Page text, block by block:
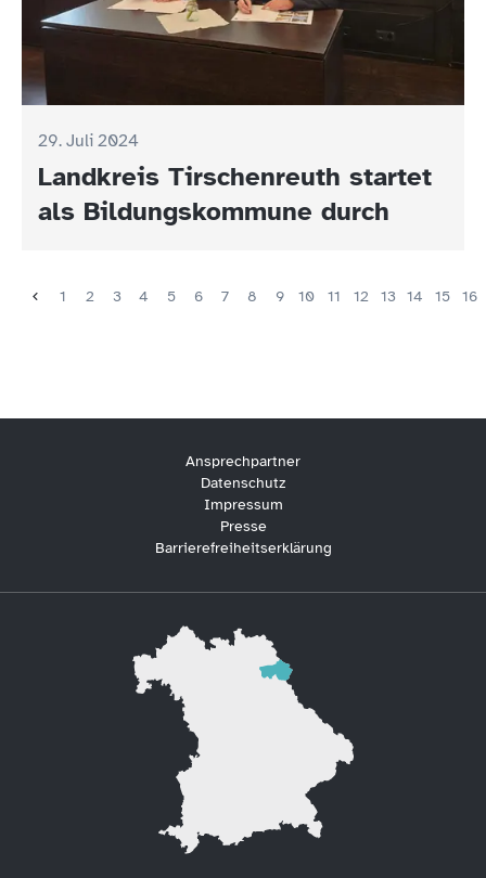
29. Juli 2024
Landkreis Tirschenreuth startet
als Bildungskommune durch
1 2 3 4 5 6 7 8 9 10 11 12 13 14 15 16
Ansprechpartner
Datenschutz
Impressum
Presse
Barrierefreiheitserklärung